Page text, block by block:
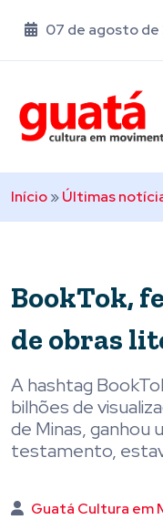
07 de agosto de
Início»Últimas
BookTok,
de obras
A hashtag
bilhões de
de Minas, ganhou
testamento,
Guatá Cultura em